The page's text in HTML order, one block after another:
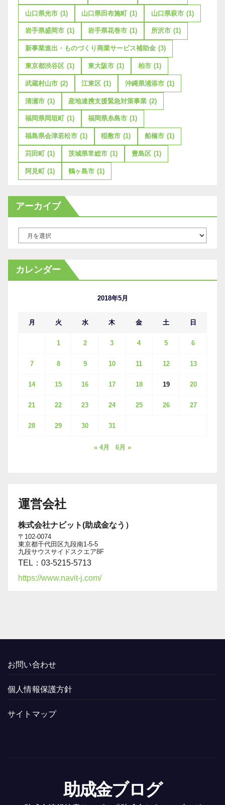
山口県光市 (1) 山口県田布施町 (1) 山口県萩市 (1)
岩手県盛岡市 (1) 岩手県花巻市 (1) 所沢市 (1)
新事業進出・ものづくり商業サービス補助金 (3)
東京都渋谷区 (1) 東大阪市 (1) 柏市 (1)
武蔵村山市 (2) 江東区 (1) 沖縄県浦添市 (1)
清瀬市 (1) 産地連携支援緊急対策事業 (2)
福岡県岡垣町 (1) 福岡県糸島市 (1)
福島県会津若松市 (1) 稲敷市 (1) 船橋市 (1)
苅田町 (1) 茨城県常総市 (1) 豊島区 (1)
阿見町 (1) 鶴ヶ島市 (1)
アーカイブ
カ
イ
カレンダー
2018年5月
月 火 水 木 金 土 日
1 2 3 4 5 6
7 8 9 10 11 12 13
14 15 16 17 18 19 20
21 22 23 24 25 26 27
28 29 30 31
« 4月 6月 »
運営会社
株式会社ナビット(助成金なう）
〒102-0074
東京都千代田区九段南1-5-5
九段サウスサイドスクエア8F
TEL：03-5215-5713
https://www.navit-j.com/
お問い合わせ
個人情報保護方針
サイトマップ
助成金ブログ